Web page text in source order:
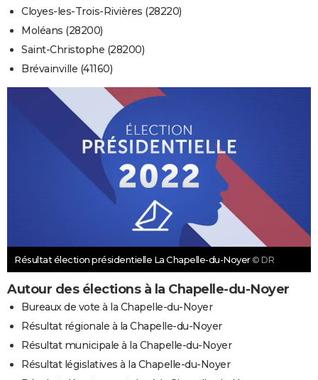
Cloyes-les-Trois-Rivières (28220)
Moléans (28200)
Saint-Christophe (28200)
Brévainville (41160)
Résultat élection présidentielle La Chapelle-du-Noyer © DR
Autour des élections à la Chapelle-du-Noyer
Bureaux de vote à la Chapelle-du-Noyer
Résultat régionale à la Chapelle-du-Noyer
Résultat municipale à la Chapelle-du-Noyer
Résultat législatives à la Chapelle-du-Noyer